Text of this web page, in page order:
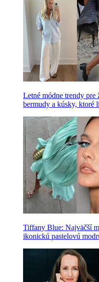
Letné módne trendy
bermudy a kúsky, ktoré
Tiffany Blue: Najväčší
ikonickú pastelovú